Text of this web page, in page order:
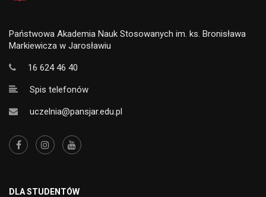
Państwowa Akademia Nauk Stosowanych im. ks. Bronisława
Markiewicza w Jarosławiu
16 624 46 40
Spis telefonów
uczelnia@pansjar.edu.pl
DLA STUDENTÓW